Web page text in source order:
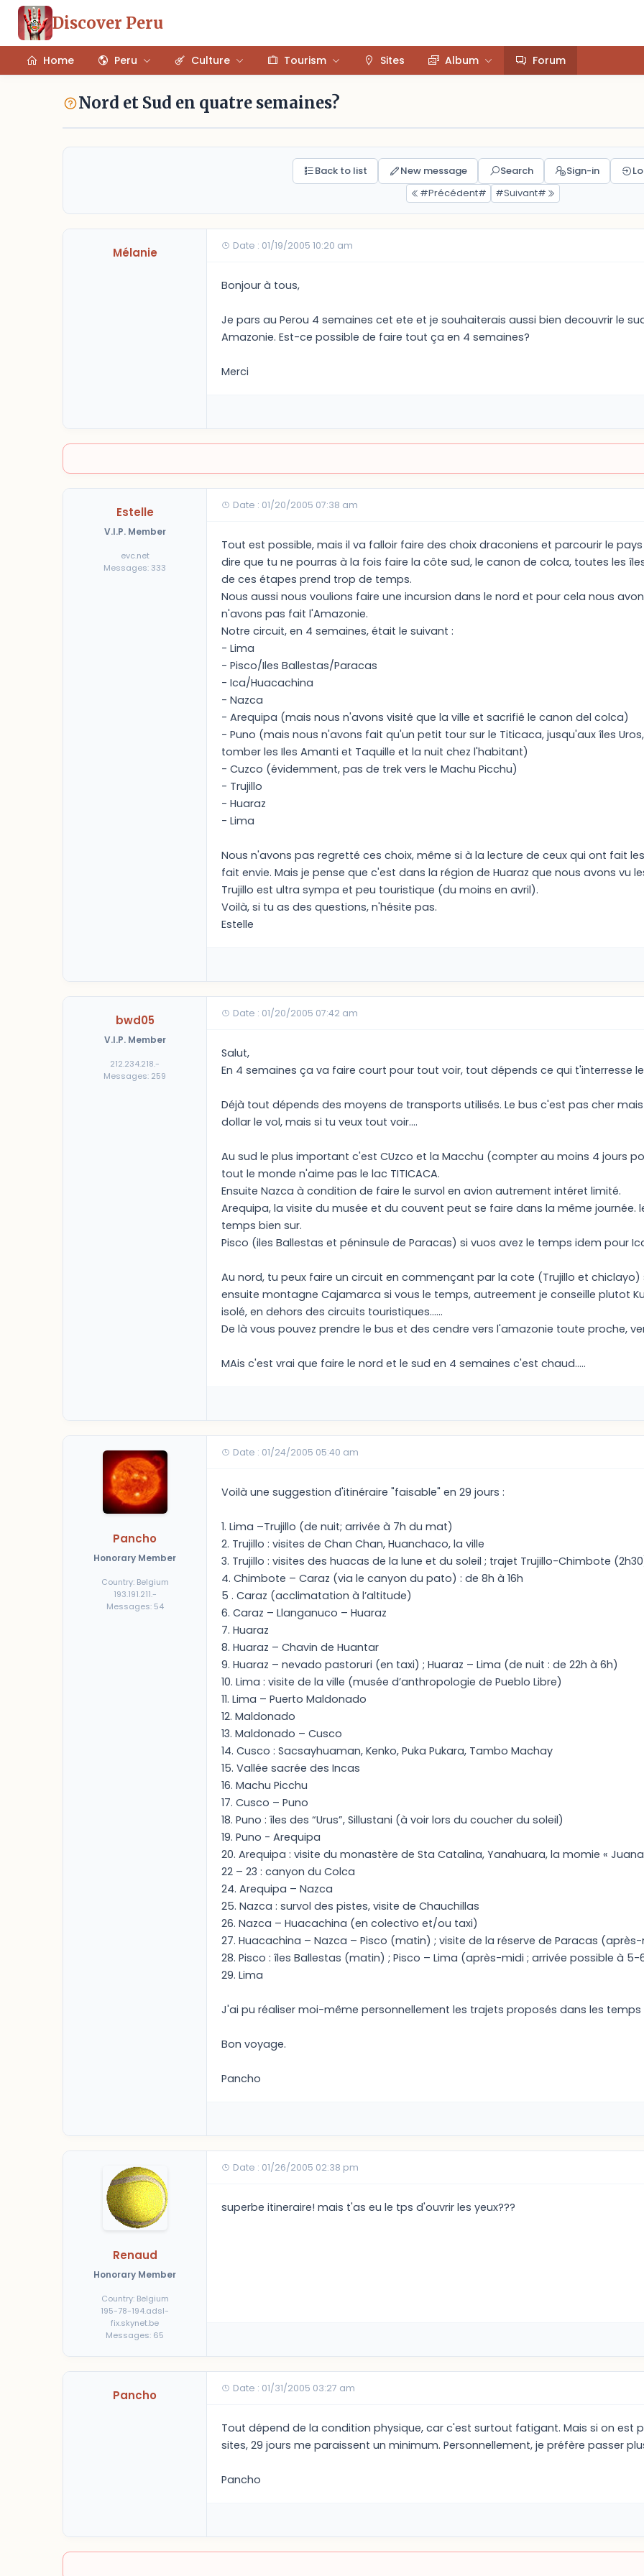
Discover Peru
Home Peru Culture Tourism Sites Album Forum
Nord et Sud en quatre semaines?
Back to list New message Search Sign-in
#Précédent#
#Suivant#
Mélanie Date : 01/19/2005 10:20 am
Bonjour à tous,
Je pars au Perou 4 semaines cet ete et je souhaiterais aussi bien decouvrir le
Amazonie. Est-ce possible de faire tout ça en 4 semaines?
Merci
Estelle
V.I.P. Member
evc.net
Messages: 333
Date : 01/20/2005 07:38 am
Tout est possible, mais il va falloir faire des choix draconiens et parcourir le
dire que tu ne pourras à la fois faire la côte sud, le canon de colca, toutes les
de ces étapes prend trop de temps.
Nous aussi nous voulions faire une incursion dans le nord et pour cela nous
n'avons pas fait l'Amazonie.
Notre circuit, en 4 semaines, était le suivant :
- Lima
- Pisco/Iles Ballestas/Paracas
- Ica/Huacachina
- Nazca
- Arequipa (mais nous n'avons visité que la ville et sacrifié le canon del colca)
- Puno (mais nous n'avons fait qu'un petit tour sur le Titicaca, jusqu'aux îles
tomber les Iles Amanti et Taquille et la nuit chez l'habitant)
- Cuzco (évidemment, pas de trek vers le Machu Picchu)
- Trujillo
- Huaraz
- Lima
Nous n'avons pas regretté ces choix, même si à la lecture de ceux qui ont fait
fait envie. Mais je pense que c'est dans la région de Huaraz que nous avons vu
Trujillo est ultra sympa et peu touristique (du moins en avril).
Voilà, si tu as des questions, n'hésite pas.
Estelle
bwd05
V.I.P. Member
212.234.218.-
Messages: 259
Date : 01/20/2005 07:42 am
Salut,
En 4 semaines ça va faire court pour tout voir, tout dépends ce qui t'interresse
Déjà tout dépends des moyens de transports utilisés. Le bus c'est pas cher
dollar le vol, mais si tu veux tout voir....
Au sud le plus important c'est CUzco et la Macchu (compter au moins 4 jours
tout le monde n'aime pas le lac TITICACA.
Ensuite Nazca à condition de faire le survol en avion autrement intéret limité.
Arequipa, la visite du musée et du couvent peut se faire dans la même journée.
temps bien sur.
Pisco (iles Ballestas et péninsule de Paracas) si vuos avez le temps idem pour
Au nord, tu peux faire un circuit en commençant par la cote (Trujillo et chiclayo)
ensuite montagne Cajamarca si vous le temps, autreement je conseille plutot
isolé, en dehors des circuits touristiques......
De là vous pouvez prendre le bus et des cendre vers l'amazonie toute proche,
MAis c'est vrai que faire le nord et le sud en 4 semaines c'est chaud.....
Pancho
Honorary Member
Country: Belgium
193.191.211.-
Messages: 54
Date : 01/24/2005 05:40 am
Voilà une suggestion d'itinéraire "faisable" en 29 jours :
1. Lima –Trujillo (de nuit; arrivée à 7h du mat)
2. Trujillo : visites de Chan Chan, Huanchaco, la ville
3. Trujillo : visites des huacas de la lune et du soleil ; trajet Trujillo-Chimbote
4. Chimbote – Caraz (via le canyon du pato) : de 8h à 16h
5 . Caraz (acclimatation à l’altitude)
6. Caraz – Llanganuco – Huaraz
7. Huaraz
8. Huaraz – Chavin de Huantar
9. Huaraz – nevado pastoruri (en taxi) ; Huaraz – Lima (de nuit : de 22h à 6h)
10. Lima : visite de la ville (musée d’anthropologie de Pueblo Libre)
11. Lima – Puerto Maldonado
12. Maldonado
13. Maldonado – Cusco
14. Cusco : Sacsayhuaman, Kenko, Puka Pukara, Tambo Machay
15. Vallée sacrée des Incas
16. Machu Picchu
17. Cusco – Puno
18. Puno : îles des “Urus”, Sillustani (à voir lors du coucher du soleil)
19. Puno - Arequipa
20. Arequipa : visite du monastère de Sta Catalina, Yanahuara, la momie «
22 – 23 : canyon du Colca
24. Arequipa – Nazca
25. Nazca : survol des pistes, visite de Chauchillas
26. Nazca – Huacachina (en colectivo et/ou taxi)
27. Huacachina – Nazca – Pisco (matin) ; visite de la réserve de Paracas
28. Pisco : îles Ballestas (matin) ; Pisco – Lima (après-midi ; arrivée possible à 5-
29. Lima
J'ai pu réaliser moi-même personnellement les trajets proposés dans les temps
Bon voyage.
Pancho
Renaud
Honorary Member
Country: Belgium
195-78-194.adsl-
fix.skynet.be
Messages: 65
Date : 01/26/2005 02:38 pm
superbe itineraire! mais t'as eu le tps d'ouvrir les yeux???
Pancho Date : 01/31/2005 03:27 am
Tout dépend de la condition physique, car c'est surtout fatigant. Mais si on est
sites, 29 jours me paraissent un minimum. Personnellement, je préfère passer
Pancho